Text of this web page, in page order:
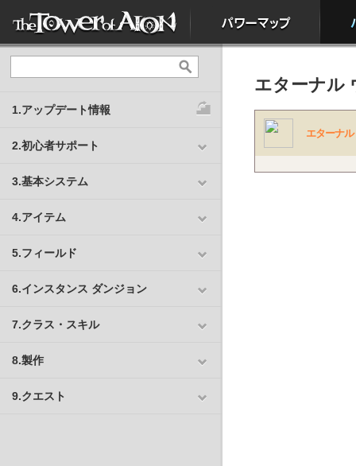
1.アップデート情報
2.初心者サポート
3.基本システム
4.アイテム
5.フィールド
6.インスタンス ダンジョン
7.クラス・スキル
8.製作
9.クエスト
エターナル
エターナ